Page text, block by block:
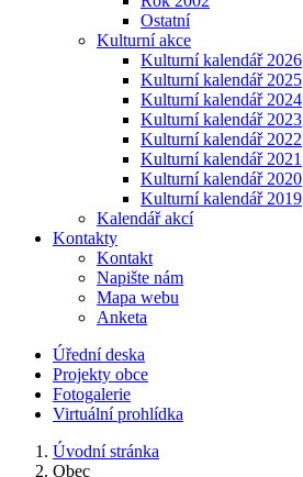
Ostatní
Kulturní akce
Kulturní kalendář 2026
Kulturní kalendář 2025
Kulturní kalendář 2024
Kulturní kalendář 2023
Kulturní kalendář 2022
Kulturní kalendář 2021
Kulturní kalendář 2020
Kulturní kalendář 2019
Kalendář akcí
Kontakty
Kontakt
Napište nám
Mapa webu
Anketa
Úřední deska
Projekty obce
Fotogalerie
Virtuální prohlídka
Úvodní stránka
Obec